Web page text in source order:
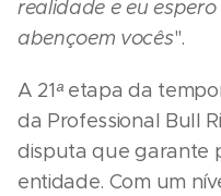
realidade e eu
abençoem vocês".
A 21ªetapa da
da Professional Bull
disputa que garante
entidade. Com um